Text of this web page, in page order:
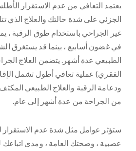
يعتمد التعافي من عدم الاستقرار
الجزئي على شدة حالتك والعلاج الذي
غير الجراحي باستخدام طوق الرقبة ،
في غضون أسابيع ، بينما قد يستغرق
الطبيعي عدة أشهر. يتضمن العلاج
الفقري) عملية تعافي أطول تشمل
ودعامة الرقبة والعلاج الطبيعي
من الجراحة من عدة أشهر إلى عام.
ستؤثر عوامل مثل شدة عدم
عصبية ، وصحتك العامة ، ومدى